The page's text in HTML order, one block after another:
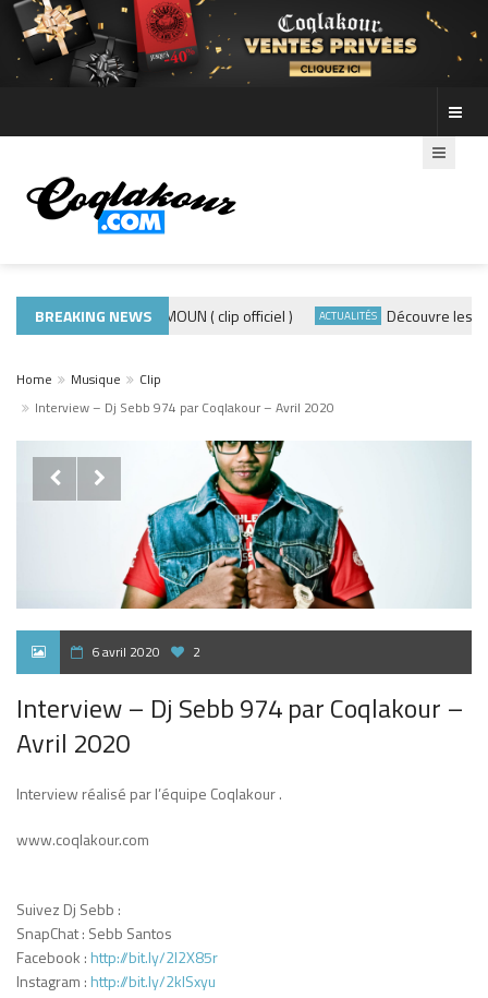
BREAKING NEWS
ADE440 – GRAMOUN ( clip officiel ) ACTUALITÉS Découvre les
Home Musique
Clip
Interview – Dj Sebb 974 par Coqlakour – Avril 2020
 
6 avril 2020 2
Interview – Dj Sebb 974 par Coqlakour –
Avril 2020
Interview réalisé par l’équipe Coqlakour .
www.coqlakour.com
Suivez Dj Sebb :
SnapChat : Sebb Santos
Facebook : http://bit.ly/2l2X85r
Instagram : http://bit.ly/2klSxyu